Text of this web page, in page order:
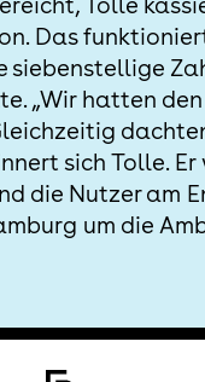
Das
siebenstellige
„Wir hatten
sich Tolle.
die Nutzer am
um die